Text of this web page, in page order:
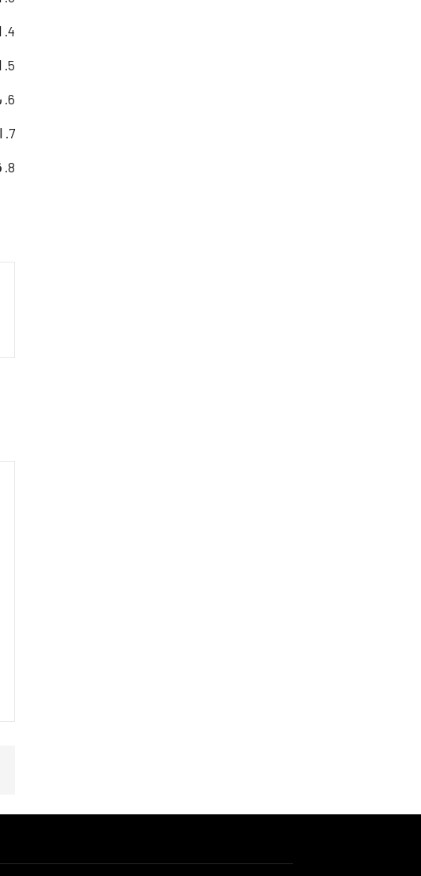
4. اخلطي النشا والبيكنج باودر والبيكنج صودا والطحين.
5. اغمسي أصابع السمك بخليط البيض ثم خليط الطحين.
6. سخني الزيت في مقلاة غير لاصقة حتى يصبح عالي الحرارة.
7. اقلي السمك في الزيت الحار وقلبي على الجهتين حتى يتحمر ويقرمش.
8. قدميه ساخنا إلى جانب صلصة الترتار أو البطاطس المقلية.